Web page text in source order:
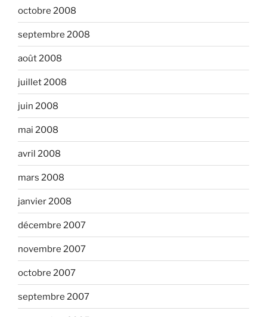
octobre 2008
septembre 2008
août 2008
juillet 2008
juin 2008
mai 2008
avril 2008
mars 2008
janvier 2008
décembre 2007
novembre 2007
octobre 2007
septembre 2007